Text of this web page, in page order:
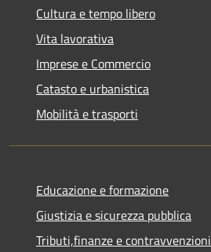
Cultura e tempo libero
Vita lavorativa
Imprese e Commercio
Catasto e urbanistica
Mobilità e trasporti
Educazione e formazione
Giustizia e sicurezza pubblica
Tributi,finanze e contravvenzioni